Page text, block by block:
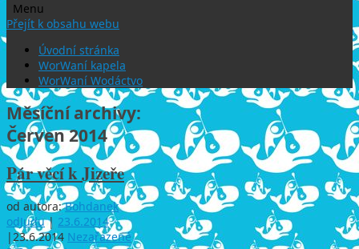
Menu
Přejít k obsahu webu
Úvodní stránka
WorWaní kapela
WorWaní Wodáctvo
Měsíční archivy:
Červen 2014
Pár věcí k Jizeře
od autora:Bohdanek
odJudu | 23.6.2014
|23.6.2014 Nezařazené